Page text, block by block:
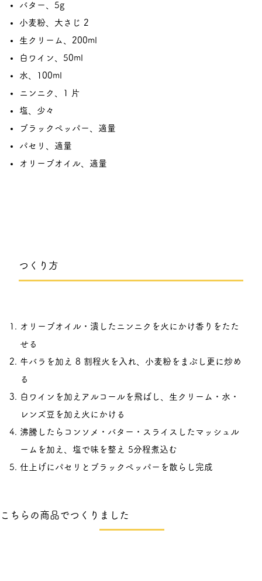
バター、5g
小麦粉、大さじ 2
生クリーム、200ml
白ワイン、50ml
水、100ml
ニンニク、1 片
塩、少々
ブラックペッパー、適量
パセリ、適量
オリーブオイル、適量
つくり方
オリーブオイル・潰したニンニクを火にかけ香りをたた
せる
牛バラを加え 8 割程火を入れ、小麦粉をまぶし更に炒め
る
白ワインを加えアルコールを飛ばし、生クリーム・水・
レンズ豆を加え火にかける
沸騰したらコンソメ・バター・スライスしたマッシュル
ームを加え、塩で味を整え 5分程煮込む
仕上げにパセリとブラックペッパーを散らし完成
こちらの商品でつくりました